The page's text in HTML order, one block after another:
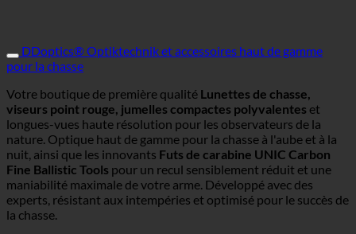
DDoptics® Optiktechnik et accessoires haut de gamme
pour la chasse
Votre boutique de première qualité Lunettes de chasse,
viseurs point rouge, jumelles compactes polyvalentes et
longues-vues haute résolution pour les observateurs de la
nature. Optique haut de gamme pour la chasse à l'aube et à la
nuit, ainsi que les innovants Futs de carabine UNIC Carbon
Fine Ballistic Tools pour un recul sensiblement réduit et une
maniabilité maximale de votre arme. Développé avec des
experts, résistant aux intempéries et optimisé pour le succès de
la chasse.